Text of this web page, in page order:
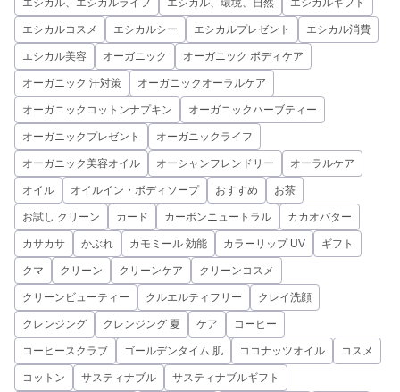
エシカル、エシカルライフ エシカル、環境、自然 エシカルギフト
エシカルコスメ エシカルシー エシカルプレゼント エシカル消費
エシカル美容 オーガニック オーガニック ボディケア
オーガニック 汗対策 オーガニックオーラルケア
オーガニックコットンナプキン オーガニックハーブティー
オーガニックプレゼント オーガニックライフ
オーガニック美容オイル オーシャンフレンドリー オーラルケア
オイル オイルイン・ボディソープ おすすめ お茶
お試し クリーン カード カーボンニュートラル カカオバター
カサカサ かぶれ カモミール 効能 カラーリップ UV ギフト
クマ クリーン クリーンケア クリーンコスメ
クリーンビューティー クルエルティフリー クレイ洗顔
クレンジング クレンジング 夏 ケア コーヒー
コーヒースクラブ ゴールデンタイム 肌 ココナッツオイル コスメ
コットン サスティナブル サスティナブルギフト